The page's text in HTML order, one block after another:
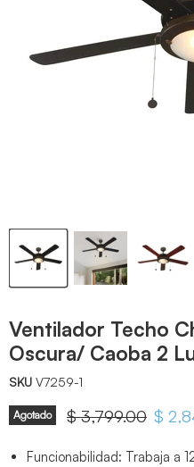
Ventilador Techo
Oscura/ Caoba 2
SKU V7259-1
Agotado Precio original
$ 3,799.00 $
Funcionabilidad: Trabaja a